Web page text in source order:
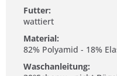
Futter:
wattiert
Material:
82% Polyamid - 18%
Waschanleitung: